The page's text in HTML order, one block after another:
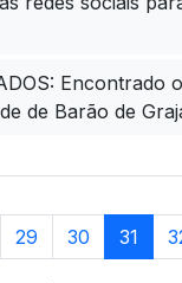
Encontrado
de Barão de
29 30 31